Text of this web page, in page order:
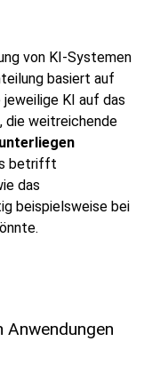
von KI-Systemen
basiert auf
KI auf das
die weitreichende
unterliegen
betrifft
das
beispielsweise bei
Anwendungen